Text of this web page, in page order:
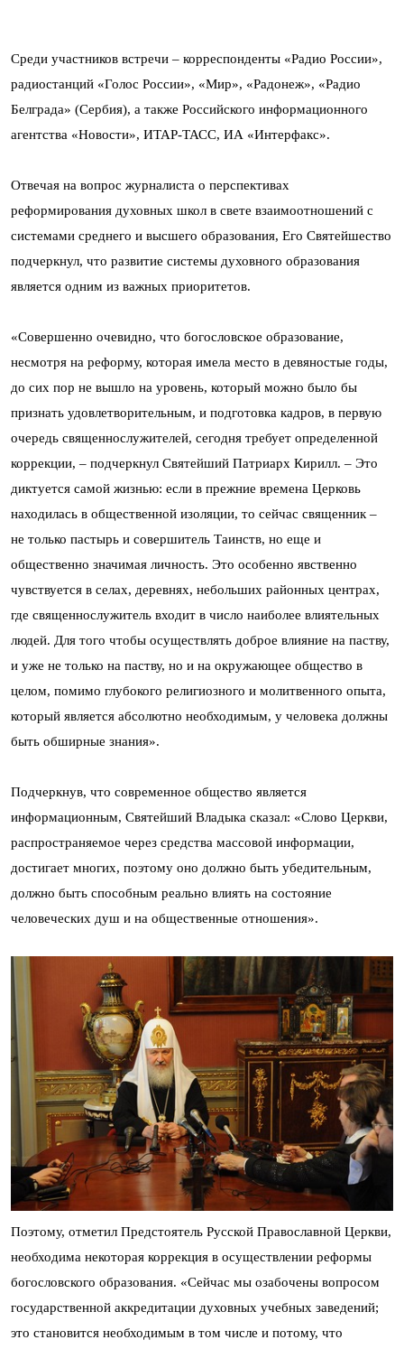
Среди участников встречи – корреспонденты «Радио России»,
радиостанций «Голос России», «Мир», «Радонеж», «Радио
Белграда» (Сербия), а также Российского информационного
агентства «Новости», ИТАР-ТАСС, ИА «Интерфакс».
Отвечая на вопрос журналиста о перспективах
реформирования духовных школ в свете взаимоотношений с
системами среднего и высшего образования, Его Святейшество
подчеркнул, что развитие системы духовного образования
является одним из важных приоритетов.
«Совершенно очевидно, что богословское образование,
несмотря на реформу, которая имела место в девяностые годы,
до сих пор не вышло на уровень, который можно было бы
признать удовлетворительным, и подготовка кадров, в первую
очередь священнослужителей, сегодня требует определенной
коррекции, – подчеркнул Святейший Патриарх Кирилл. – Это
диктуется самой жизнью: если в прежние времена Церковь
находилась в общественной изоляции, то сейчас священник –
не только пастырь и совершитель Таинств, но еще и
общественно значимая личность. Это особенно явственно
чувствуется в селах, деревнях, небольших районных центрах,
где священнослужитель входит в число наиболее влиятельных
людей. Для того чтобы осуществлять доброе влияние на паству,
и уже не только на паству, но и на окружающее общество в
целом, помимо глубокого религиозного и молитвенного опыта,
который является абсолютно необходимым, у человека должны
быть обширные знания».
Подчеркнув, что современное общество является
информационным, Святейший Владыка сказал: «Слово Церкви,
распространяемое через средства массовой информации,
достигает многих, поэтому оно должно быть убедительным,
должно быть способным реально влиять на состояние
человеческих душ и на общественные отношения».
Поэтому, отметил Предстоятель Русской Православной Церкви,
необходима некоторая коррекция в осуществлении реформы
богословского образования. «Сейчас мы озабочены вопросом
государственной аккредитации духовных учебных заведений;
это становится необходимым в том числе и потому, что